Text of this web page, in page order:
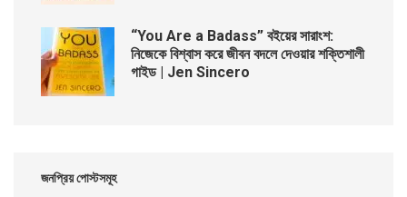
“You Are a Badass” বইয়ের সারাংশ:
নিজেকে বিশ্বাস করে জীবন বদলে দেওয়ার শক্তিশালী
গাইড | Jen Sincero
জনপ্রিয় পোস্টসমূহ